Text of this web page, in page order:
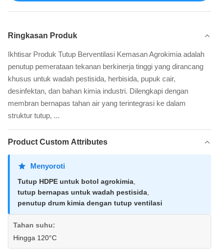
Ringkasan Produk
Ikhtisar Produk Tutup Berventilasi Kemasan Agrokimia adalah
penutup pemerataan tekanan berkinerja tinggi yang dirancang
khusus untuk wadah pestisida, herbisida, pupuk cair,
desinfektan, dan bahan kimia industri. Dilengkapi dengan
membran bernapas tahan air yang terintegrasi ke dalam
struktur tutup, ...
Product Custom Attributes
Menyoroti
Tutup HDPE untuk botol agrokimia
tutup bernapas untuk wadah pestisida
penutup drum kimia dengan tutup ventilasi
Tahan suhu:
Hingga 120°C